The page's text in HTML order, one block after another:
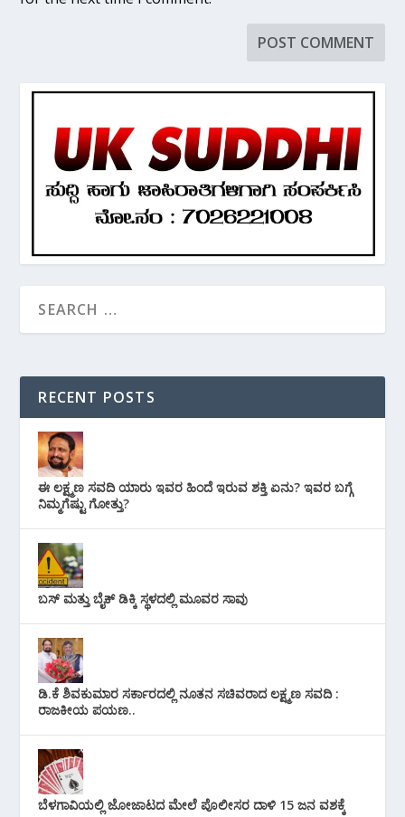
RECENT POSTS
ಈ ಲಕ್ಷ್ಮಣ ಸವದಿ ಯಾರು ಇವರ ಹಿಂದೆ ಇರುವ ಶಕ್ತಿ ಏನು? ಇವರ ಬಗ್ಗೆ
ನಿಮ್ಮಗೆಷ್ಟು ಗೋತ್ತು?
ಬಸ್ ಮತ್ತು ಬೈಕ್ ಡಿಕ್ಕಿ ಸ್ಥಳದಲ್ಲಿ ಮೂವರ ಸಾವು
ಡಿ.ಕೆ ಶಿವಕುಮಾರ ಸರ್ಕಾರದಲ್ಲಿ ನೂತನ ಸಚಿವರಾದ ಲಕ್ಷ್ಮಣ ಸವದಿ :
ರಾಜಕೀಯ ಪಯಣ..
ಬೆಳಗಾವಿಯಲ್ಲಿ ಜೋಜಾಟದ ಮೇಲೆ ಪೊಲೀಸರ ದಾಳಿ 15 ಜನ ವಶಕ್ಕೆ